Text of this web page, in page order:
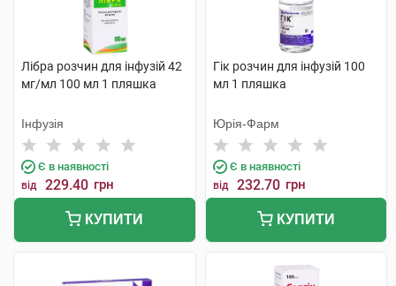
Лібра розчин для інфузій 42
мг/мл 100 мл 1 пляшка
Інфузія
Є в наявності
від 229.40 грн
КУПИТИ
Гік розчин для інфузій 100
мл 1 пляшка
Юрія-Фарм
Є в наявності
від 232.70 грн
КУПИТИ